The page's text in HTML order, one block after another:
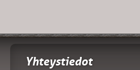
Yhteystiedot